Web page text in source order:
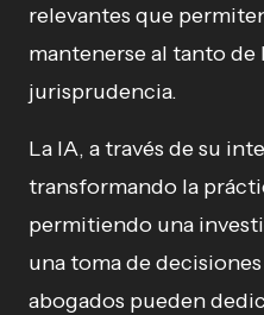
relevantes que
mantenerse al tanto de
jurisprudencia.
La IA, a través de su
transformando la
permitiendo una
una toma de
abogados pueden